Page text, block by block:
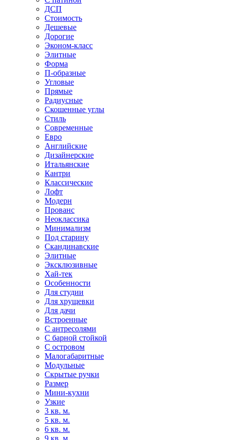
ДСП
Стоимость
Дешевые
Дорогие
Эконом-класс
Элитные
Форма
П-образные
Угловые
Прямые
Радиусные
Скошенные углы
Стиль
Современные
Евро
Английские
Дизайнерские
Итальянские
Кантри
Классические
Лофт
Модерн
Прованс
Неоклассика
Минимализм
Под старину
Скандинавские
Элитные
Эксклюзивные
Хай-тек
Особенности
Для студии
Для хрущевки
Для дачи
Встроенные
С антресолями
С барной стойкой
С островом
Малогабаритные
Модульные
Скрытые ручки
Размер
Мини-кухни
Узкие
3 кв. м.
5 кв. м.
6 кв. м.
9 кв. м.